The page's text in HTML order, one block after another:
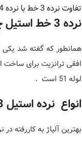
تفاوت نرده 3 خط با نرده 4 و 5 خط
نرده 3 خط استیل چیست ؟
لوله 51 است .
انواع نرده استیل 3 خط
بهترین آلیاژ به کاررفته در نرده استیل 3 خط , گرید 201